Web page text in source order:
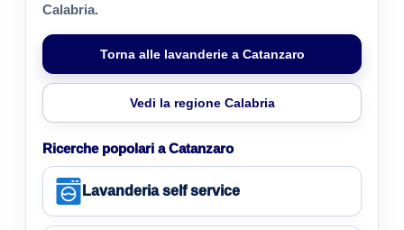
Calabria.
Torna alle lavanderie a Catanzaro
Vedi la regione Calabria
Ricerche popolari a Catanzaro
Lavanderia self service